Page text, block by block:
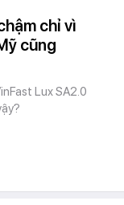
chỉ vì
cũng
Lux SA2.0